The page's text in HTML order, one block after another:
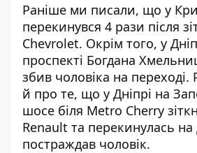
Раніше ми писали, що у
перекинувся 4 рази після
Chevrolet. Окрім того, у
проспекті Богдана
збив чоловіка на переході.
й про те, що у Дніпрі на
шосе біля Metro Cherry
Renault та перекинулась на
постраждав чоловік.